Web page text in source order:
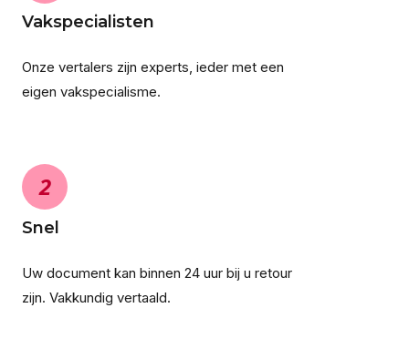
Vakspecialisten
Onze vertalers zijn experts, ieder met een
eigen vakspecialisme.
2
Snel
Uw document kan binnen 24 uur bij u retour
zijn. Vakkundig vertaald.